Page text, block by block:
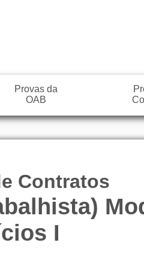
Provas da
OAB
Contratos
I